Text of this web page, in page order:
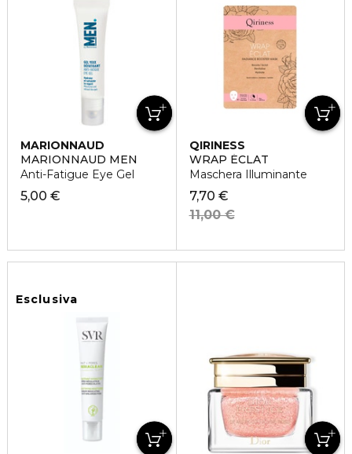
MARIONNAUD
MARIONNAUD MEN
Anti-Fatigue Eye Gel
5,00 €
QIRINESS
WRAP ÉCLAT
Maschera Illuminante
7,70 €
11,00 €
Esclusiva